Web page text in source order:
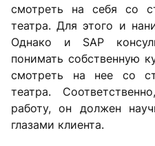
смотреть на себя со
театра. Для этого и
Однако и SAP
понимать собственную
смотреть на нее со
театра.
работу, он должен
глазами клиента.